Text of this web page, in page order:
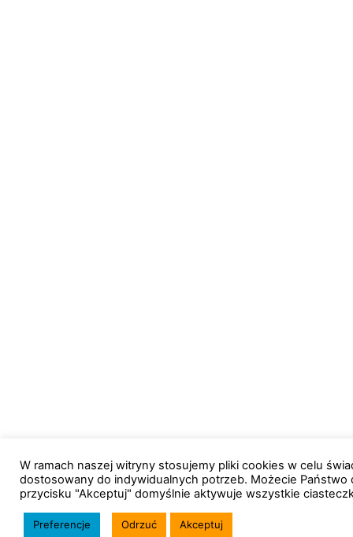
W ramach naszej witryny stosujemy pliki cookies w celu
dostosowany do indywidualnych potrzeb. Możecie
przycisku "Akceptuj" domyślnie aktywuje wszystkie
Preferencje Odrzuć Akceptuj